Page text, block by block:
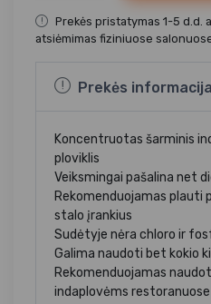
Prekės pristatymas 1-5 d.d.
atsiėmimas fiziniuose
Prekės informacija
Koncentruotas šarminis
ploviklis
Veiksmingai pašalina net
Rekomenduojamas plauti
stalo įrankius
Sudėtyje nėra chloro ir
Galima naudoti bet kokio
Rekomenduojamas
indaplovėms